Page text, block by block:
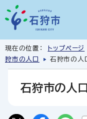
現在の位置： トップページ
狩市の人口
石狩市の人
石狩市の人